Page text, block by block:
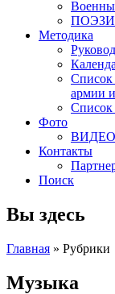
Методика
Список
армии
Список
Фото
ВИДЕО
Контакты
Поиск
Вы здесь
Главная » Рубрики
Музыка